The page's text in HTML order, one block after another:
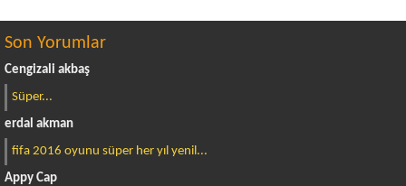
Son Yorumlar
Cengizali akbaş
Süper...
erdal akman
fifa 2016 oyunu süper her yıl yenil...
Appy Cap